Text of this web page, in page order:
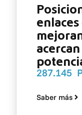
287.145
Saber más